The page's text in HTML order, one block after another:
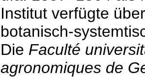
Institut verfügte
botanisch-
Die Faculté
agronomiques de